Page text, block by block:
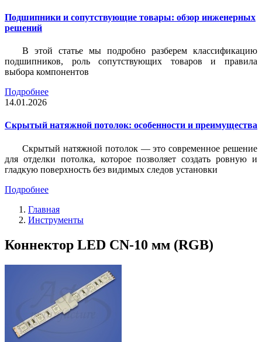
Подшипники и сопутствующие товары: обзор инженерных
решений
В этой статье мы подробно разберем классификацию
подшипников, роль сопутствующих товаров и правила
выбора компонентов
Подробнее
14.01.2026
Скрытый натяжной потолок: особенности и преимущества
Скрытый натяжной потолок — это современное решение
для отделки потолка, которое позволяет создать ровную и
гладкую поверхность без видимых следов установки
Подробнее
Главная
Инструменты
Коннектор LED CN-10 мм (RGB)